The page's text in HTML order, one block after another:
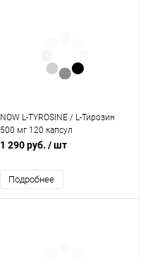
NOW L-TYROSINE / L-Тирозин
500 мг 120 капсул
1 290 руб. / шт
Подробнее